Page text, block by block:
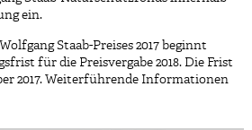
ein.
Staab-Preises 2017 beginnt
für die Preisvergabe 2018. Die Frist
2017. Weiterführende Informationen